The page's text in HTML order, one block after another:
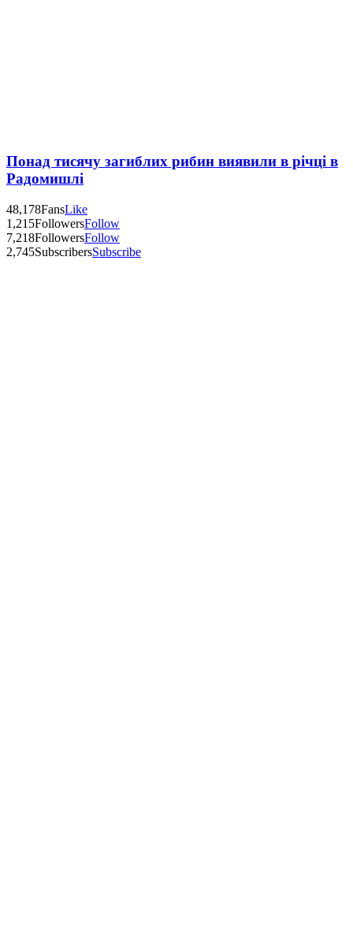
Понад тисячу загиблих рибин виявили в річці в
Радомишлі
48,178FansLike
1,215FollowersFollow
7,218FollowersFollow
2,745SubscribersSubscribe